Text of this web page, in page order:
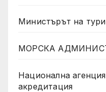
Министърът на
МОРСКА
Национална
акредитация